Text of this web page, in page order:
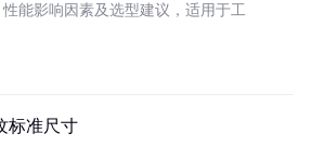
能影响因素及选型建议，适用于工
标准尺寸